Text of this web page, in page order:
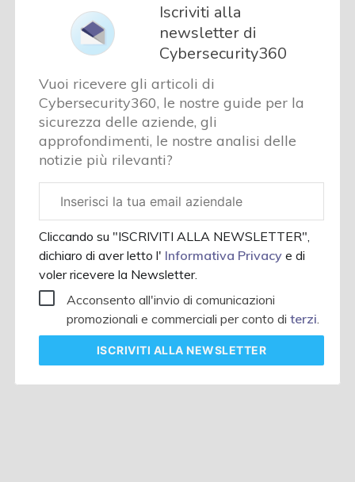
Iscriviti alla
newsletter di
Cybersecurity360
Vuoi ricevere gli articoli di
Cybersecurity360, le nostre guide per la
sicurezza delle aziende, gli
approfondimenti, le nostre analisi delle
notizie più rilevanti?
aziendale
Cliccando su "ISCRIVITI ALLA NEWSLETTER",
dichiaro di aver letto l' Informativa Privacye di
voler ricevere la Newsletter.
Acconsento all'invio di comunicazioni
promozionali e commerciali per conto diterzi
ISCRIVITI ALLA NEWSLETTER